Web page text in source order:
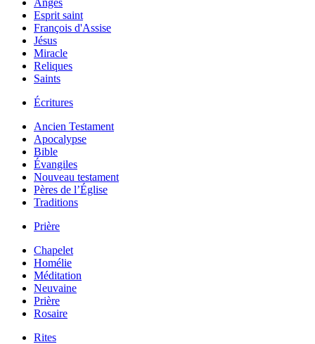
Anges
Esprit saint
François d'Assise
Jésus
Miracle
Reliques
Saints
Écritures
Ancien Testament
Apocalypse
Bible
Évangiles
Nouveau testament
Pères de l’Église
Traditions
Prière
Chapelet
Homélie
Méditation
Neuvaine
Prière
Rosaire
Rites